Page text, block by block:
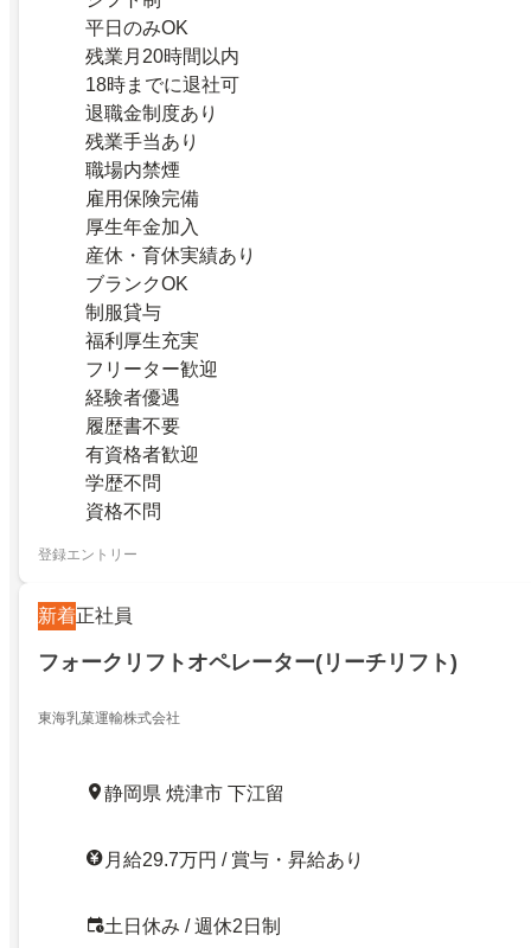
平日のみOK
残業月20時間以内
18時までに退社可
退職金制度あり
残業手当あり
職場内禁煙
雇用保険完備
厚生年金加入
産休・育休実績あり
ブランクOK
制服貸与
福利厚生充実
フリーター歓迎
経験者優遇
履歴書不要
有資格者歓迎
学歴不問
資格不問
登録エントリー
新着正社員
フォークリフトオペレーター(リーチリフト)
東海乳菓運輸株式会社
静岡県 焼津市 下江留
月給29.7万円 / 賞与・昇給あり
土日休み / 週休2日制